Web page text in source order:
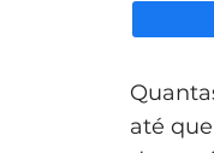
até